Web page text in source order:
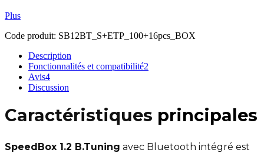
Plus
Code produit: SB12BT_S+ETP_100+16pcs_BOX
Description
Fonctionnalités et compatibilité2
Avis4
Discussion
Caractéristiques principales
SpeedBox 1.2 B.Tuning avec Bluetooth intégré est